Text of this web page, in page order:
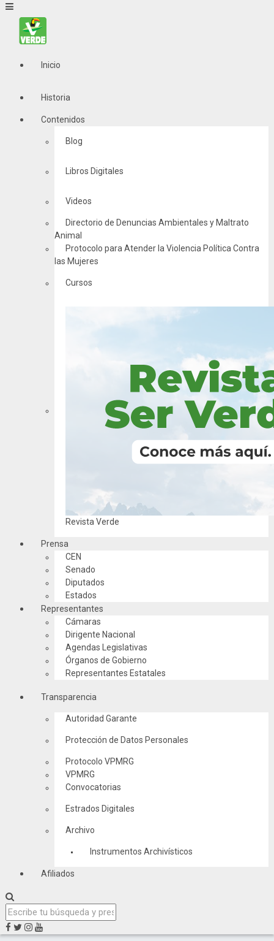
Inicio
Historia
Contenidos
Blog
Libros Digitales
Videos
Directorio de Denuncias Ambientales y Maltrato
Animal
Protocolo para Atender la Violencia Política Contra
las Mujeres
Cursos
Revista Verde
Prensa
CEN
Senado
Diputados
Estados
Representantes
Cámaras
Dirigente Nacional
Agendas Legislativas
Órganos de Gobierno
Representantes Estatales
Transparencia
Autoridad Garante
Protección de Datos Personales
Protocolo VPMRG
VPMRG
Convocatorias
Estrados Digitales
Archivo
Instrumentos Archivísticos
Afiliados